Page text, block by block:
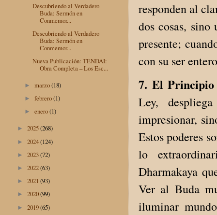
responden al
dos cosas,
presente;
con su ser
7. El
Ley,
impresionar,
Estos poderes
lo
Dharmakaya
Ver al Buda
iluminar
Descubriendo al Verdadero
Buda: Sermón en
Conmemor...
Descubriendo al Verdadero
Buda: Sermón en
Conmemor...
Nueva Publicación: TENDAI:
Obra Completa – Los Esc...
►marzo(18)
►febrero(1)
►enero(1)
► 2025(268)
► 2024(124)
► 2023(72)
► 2022(63)
► 2021 (93)
► 2020(99)
► 2019(65)